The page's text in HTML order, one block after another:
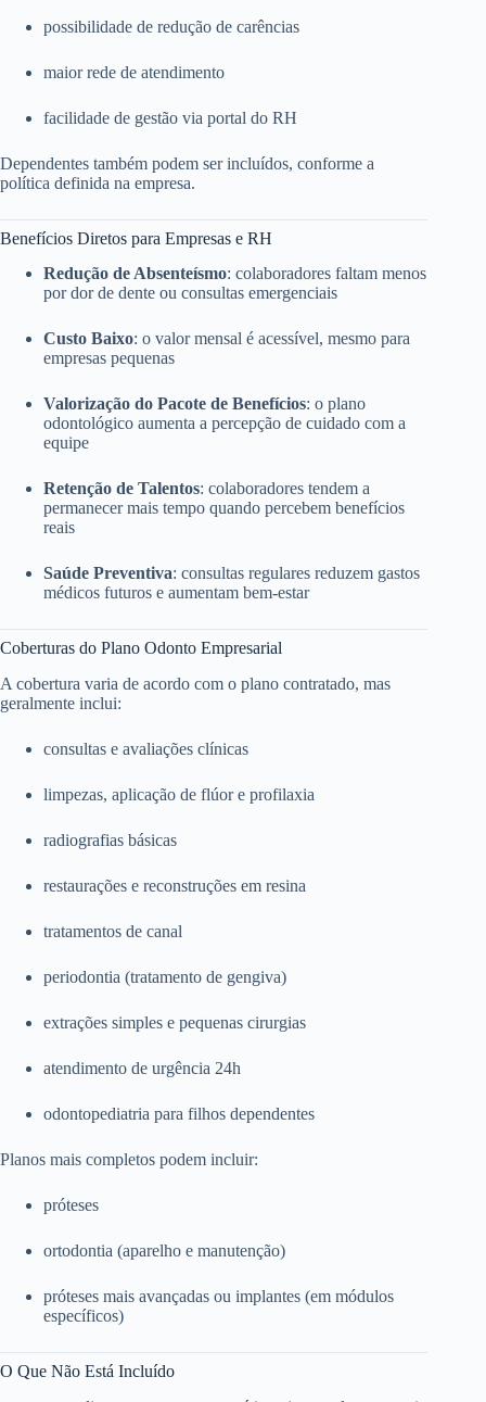
possibilidade de redução de carências
maior rede de atendimento
facilidade de gestão via portal do RH
Dependentes também podem ser incluídos, conforme a
política definida na empresa.
Benefícios Diretos para Empresas e RH
Redução de Absenteísmo: colaboradores faltam menos
por dor de dente ou consultas emergenciais
Custo Baixo: o valor mensal é acessível, mesmo para
empresas pequenas
Valorização do Pacote de Benefícios: o plano
odontológico aumenta a percepção de cuidado com a
equipe
Retenção de Talentos: colaboradores tendem a
permanecer mais tempo quando percebem benefícios
reais
Saúde Preventiva: consultas regulares reduzem gastos
médicos futuros e aumentam bem-estar
Coberturas do Plano Odonto Empresarial
A cobertura varia de acordo com o plano contratado, mas
geralmente inclui:
consultas e avaliações clínicas
limpezas, aplicação de flúor e profilaxia
radiografias básicas
restaurações e reconstruções em resina
tratamentos de canal
periodontia (tratamento de gengiva)
extrações simples e pequenas cirurgias
atendimento de urgência 24h
odontopediatria para filhos dependentes
Planos mais completos podem incluir:
próteses
ortodontia (aparelho e manutenção)
próteses mais avançadas ou implantes (em módulos
específicos)
O Que Não Está Incluído